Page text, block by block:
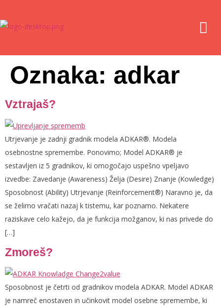
Oznaka: adkar
Vztrajaš?
Utrjevanje je zadnji gradnik modela ADKAR®. Modela
osebnostne spremembe. Ponovimo; Model ADKAR® je
sestavljen iz 5 gradnikov, ki omogočajo uspešno vpeljavo
izvedbe: Zavedanje (Awareness) Želja (Desire) Znanje (Kowledge)
Sposobnost (Ability) Utrjevanje (Reinforcement®) Naravno je, da
se želimo vračati nazaj k tistemu, kar poznamo. Nekatere
raziskave celo kažejo, da je funkcija možganov, ki nas privede do
[…]
Zmoreš?
Sposobnost je četrti od gradnikov modela ADKAR. Model ADKAR
je namreč enostaven in učinkovit model osebne spremembe, ki